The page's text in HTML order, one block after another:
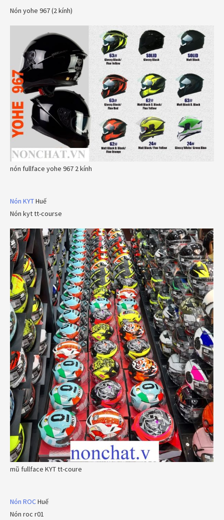
Nón yohe 967 (2 kính)
nón fullface yohe 967 2 kính
Nón KYTHuế
Nón kyt tt-course
mũ fullface KYT tt-coure
Nón ROCHuế
Nón roc r01